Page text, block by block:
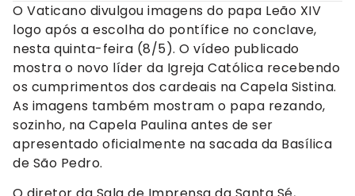
O Vaticano divulgou imagens do papa Leão XIV
logo após a escolha do pontífice no conclave,
nesta quinta-feira (8/5). O vídeo publicado
mostra o novo líder da Igreja Católica recebendo
os cumprimentos dos cardeais na Capela Sistina.
As imagens também mostram o papa rezando,
sozinho, na Capela Paulina antes de ser
apresentado oficialmente na sacada da Basílica
de São Pedro.